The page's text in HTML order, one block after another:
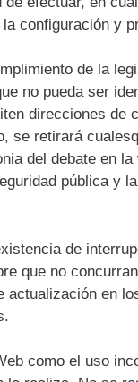
configuración y
de la
no pueda ser
direcciones de
se retirará
del debate en
pública y
de
que no
actualización en
como el uso